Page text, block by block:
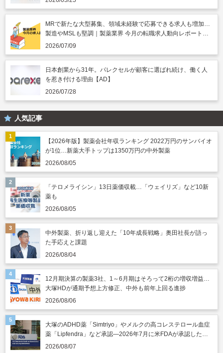
MRで新たな大型募集、領域未経験で応募できる求人も増加…
製造やMSLも堅調｜製薬業界 今月の転職求人動向レポート
（2026年7月）
2026/07/09
日本創業から31年。パレクセルが顧客に選ばれ続け、働く人
を惹き付ける理由【AD】
2026/07/28
人気記事
【2026年版】製薬会社年収ランキング 2022万円のサンバイオ
が1位…新薬大手トップは1350万円の中外製薬
2026/08/05
「テロメライシン」13日薬価収載…「ウェイリズ」など10新
薬も
2026/08/05
中外製薬、折り返し迎えた「10年成長戦略」奥田社長が語っ
た手応えと課題
2026/08/04
12月期決算の製薬3社、1～6月期はそろって2桁の増収増益…
大塚HDが通期予想上方修正、中外も前年上回る進捗
2026/08/06
大塚のADHD薬「Simtriyo」やメルクの高コレステロール血症
薬「Lipfendra」など承認―2026年7月に米FDAが承認した新
薬
2026/08/07